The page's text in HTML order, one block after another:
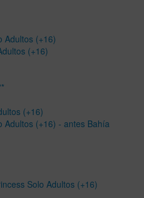
Adultos (+16)
(+16)
(+16)
Adultos (+16) - antes Bahía
Solo Adultos (+16)